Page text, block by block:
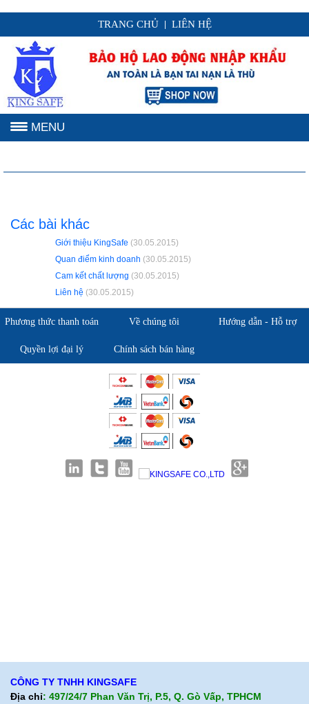
TRANG CHỦ LIÊN HỆ
MENU
Các bài khác
Giới thiệu KingSafe (30.05.2015)
Quan điểm kinh doanh (30.05.2015)
Cam kết chất lượng (30.05.2015)
Liên hệ (30.05.2015)
Phương thức thanh toán Về chúng tôi Hướng dẫn - Hỗ trợ
Quyền lợi đại lý Chính sách bán hàng
CÔNG TY TNHH KINGSAFE
Địa chỉ: 497/24/7 Phan Văn Trị, P.5, Q. Gò Vấp, TPHCM